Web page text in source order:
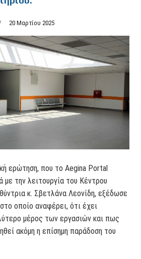
20 Μαρτίου 2025
ερώτηση, που το Aegina Portal
με την λειτουργία του Κέντρου
κ. Σβετλάνα Λεονίδη, εξέδωσε
οποίο αναφέρει, ότι έχει
μέρος των εργασιών και πως
ακόμη η επίσημη παράδοση του